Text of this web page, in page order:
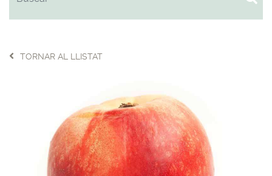
TORNAR AL LLISTAT